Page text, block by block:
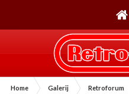
Home Galerij Retroforum